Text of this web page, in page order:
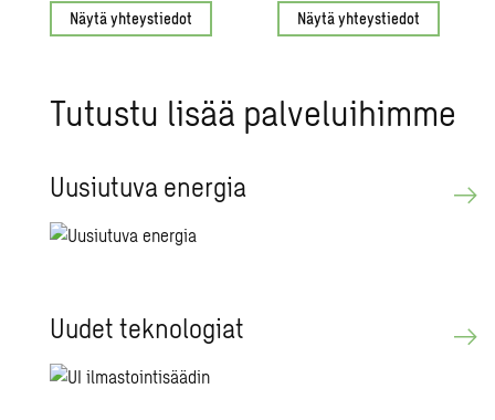
Näytä yhteystiedot Näytä yhteystiedot
Tu­tus­tu lisää pal­ve­lui­him­me
Uusiu­tu­va ener­gia
Uudet tek­no­lo­giat